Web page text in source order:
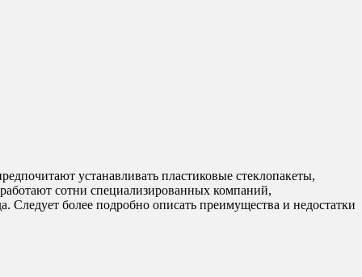
устанавливать пластиковые стеклопакеты,
сотни специализированных компаний,
Следует более подробно описать преимущества и недостатки